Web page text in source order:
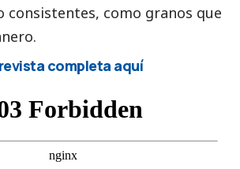
consistentes, como granos que
completa aquí